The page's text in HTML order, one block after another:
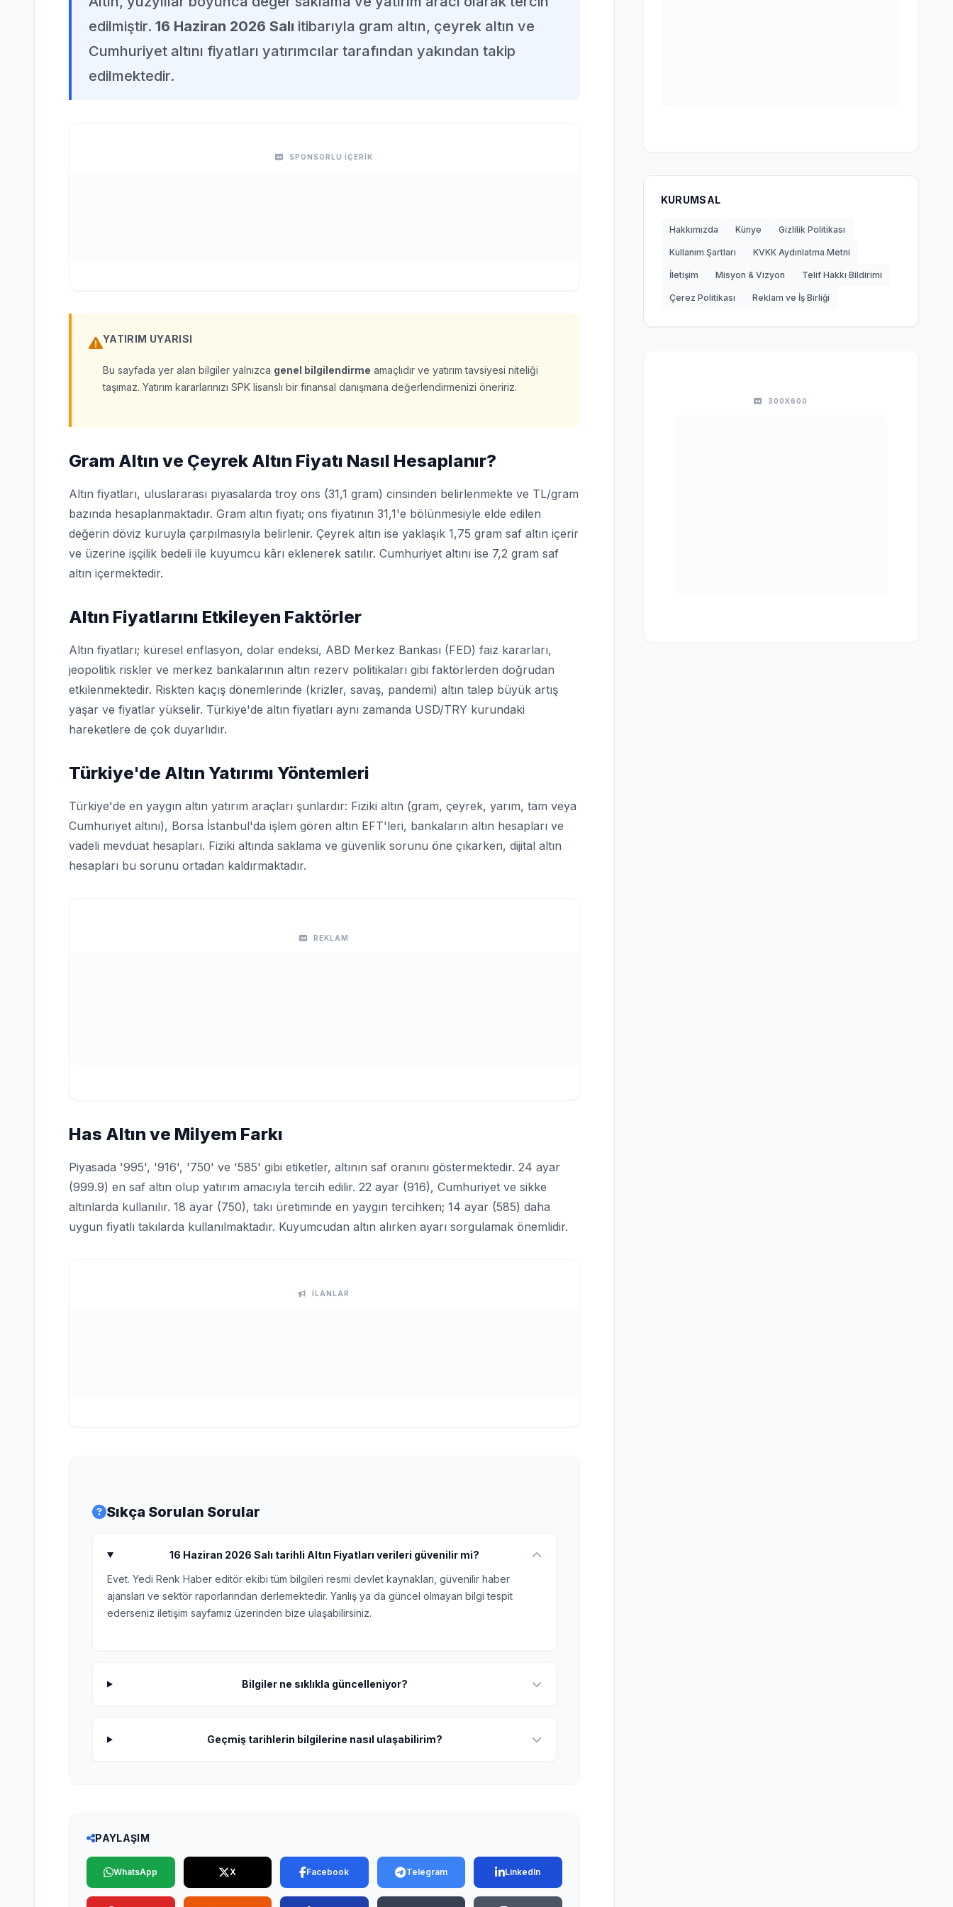
edilmiştir. 16 Haziran 2026 Salı itibarıyla gram altın, çeyrek altın ve
Cumhuriyet altını fiyatları yatırımcılar tarafından yakından takip
edilmektedir.
SPONSORLU İÇERİK
YATIRIM UYARISI
Bu sayfada yer alan bilgiler yalnızca genel bilgilendirme amaçlıdır ve yatırım tavsiyesi niteliği
taşımaz. Yatırım kararlarınızı SPK lisanslı bir finansal danışmana değerlendirmenizi öneririz.
Gram Altın ve Çeyrek Altın Fiyatı Nasıl Hesaplanır?
Altın fiyatları, uluslararası piyasalarda troy ons (31,1 gram) cinsinden belirlenmekte ve TL/gram
bazında hesaplanmaktadır. Gram altın fiyatı; ons fiyatının 31,1'e bölünmesiyle elde edilen
değerin döviz kuruyla çarpılmasıyla belirlenir. Çeyrek altın ise yaklaşık 1,75 gram saf altın içerir
ve üzerine işçilik bedeli ile kuyumcu kârı eklenerek satılır. Cumhuriyet altını ise 7,2 gram saf
altın içermektedir.
Altın Fiyatlarını Etkileyen Faktörler
Altın fiyatları; küresel enflasyon, dolar endeksi, ABD Merkez Bankası (FED) faiz kararları,
jeopolitik riskler ve merkez bankalarının altın rezerv politikaları gibi faktörlerden doğrudan
etkilenmektedir. Riskten kaçış dönemlerinde (krizler, savaş, pandemi) altın talep büyük artış
yaşar ve fiyatlar yükselir. Türkiye'de altın fiyatları aynı zamanda USD/TRY kurundaki
hareketlere de çok duyarlıdır.
Türkiye'de Altın Yatırımı Yöntemleri
Türkiye'de en yaygın altın yatırım araçları şunlardır: Fiziki altın (gram, çeyrek, yarım, tam veya
Cumhuriyet altını), Borsa İstanbul'da işlem gören altın EFT'leri, bankaların altın hesapları ve
vadeli mevduat hesapları. Fiziki altında saklama ve güvenlik sorunu öne çıkarken, dijital altın
hesapları bu sorunu ortadan kaldırmaktadır.
REKLAM
Has Altın ve Milyem Farkı
Piyasada '995', '916', '750' ve '585' gibi etiketler, altının saf oranını göstermektedir. 24 ayar
(999.9) en saf altın olup yatırım amacıyla tercih edilir. 22 ayar (916), Cumhuriyet ve sikke
altınlarda kullanılır. 18 ayar (750), takı üretiminde en yaygın tercihken; 14 ayar (585) daha
uygun fiyatlı takılarda kullanılmaktadır. Kuyumcudan altın alırken ayarı sorgulamak önemlidir.
İLANLAR
Sıkça Sorulan Sorular
16 Haziran 2026 Salı tarihli Altın Fiyatları verileri güvenilir mi?
Evet. Yedi Renk Haber editör ekibi tüm bilgileri resmi devlet kaynakları, güvenilir haber
ajansları ve sektör raporlarından derlemektedir. Yanlış ya da güncel olmayan bilgi tespit
ederseniz iletişim sayfamız üzerinden bize ulaşabilirsiniz.
Bilgiler ne sıklıkla güncelleniyor?
Geçmiş tarihlerin bilgilerine nasıl ulaşabilirim?
PAYLAŞIM
WhatsApp X Facebook Telegram LinkedIn
KURUMSAL
Hakkımızda Künye Gizlilik Politikası
Kullanım Şartları KVKK Aydınlatma Metni
İletişim Misyon & Vizyon Telif Hakkı Bildirimi
Çerez Politikası Reklam ve İş Birliği
300X600